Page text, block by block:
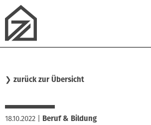
❯ zurück zur Übersicht
18.10.2022 Beruf & Bildung